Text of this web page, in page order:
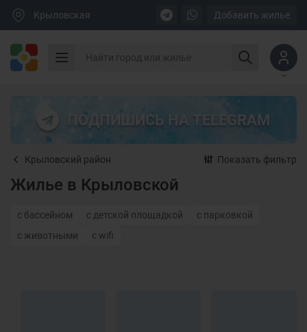
Крыловская Добавить жилье
ПОДПИШИСЬ НА TELEGRAM
Крыловский район Показать фильтр
Жилье в Крыловской
с бассейном с детской площадкой
с парковкой
с животными
с wifi